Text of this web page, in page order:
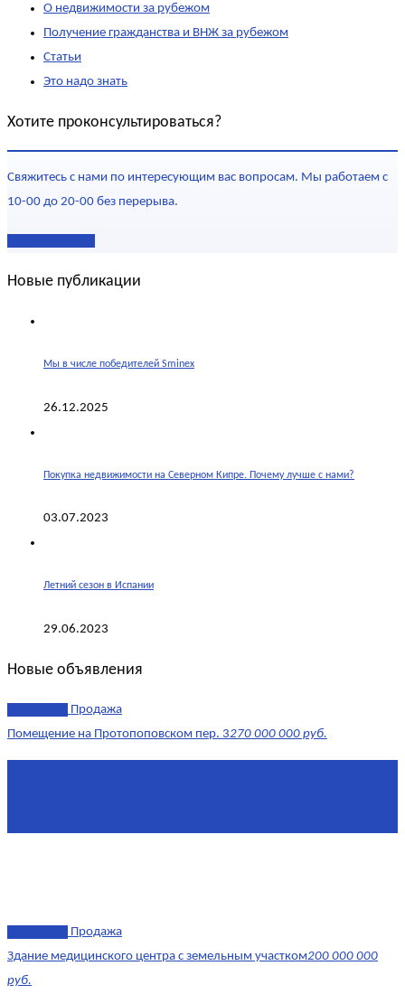
О недвижимости за рубежом
Получение гражданства и ВНЖ за рубежом
Статьи
Это надо знать
Хотите проконсультироваться?
Свяжитесь с нами по интересующим вас вопросам. Мы работаем с
10-00 до 20-00 без перерыва.
Новые публикации
Мы в числе победителей Sminex
26.12.2025
Покупка недвижимости на Северном Кипре. Почему лучше с нами?
03.07.2023
Летний сезон в Испании
29.06.2023
Новые объявления
Продажа
Помещение на Протопоповском пер. 3270 000 000 руб.
Продажа
Здание медицинского центра с земельным участком200 000 000
руб.